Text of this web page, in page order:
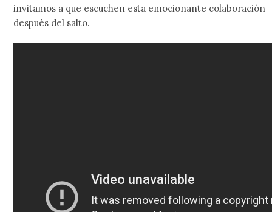
invitamos a que escuchen esta emocionante colaboración
después del salto.